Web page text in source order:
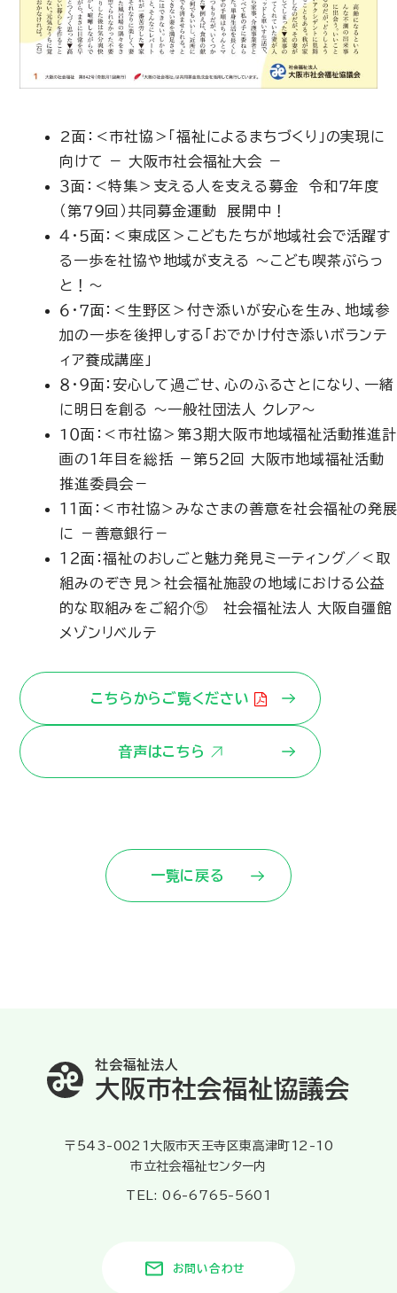
2面：＜市社協＞「福祉によるまちづくり」の実現に
向けて － 大阪市社会福祉大会 －
３面：＜特集＞支える人を支える募金 令和７年度
（第７９回）共同募金運動 展開中！
４・５面：＜東成区＞こどもたちが地域社会で活躍す
る一歩を社協や地域が支える ～こども喫茶ぷらっ
と！～
６・７面：＜生野区＞付き添いが安心を生み、地域参
加の一歩を後押しする「おでかけ付き添いボランテ
ィア養成講座」
８・９面：安心して過ごせ、心のふるさとになり、一緒
に明日を創る ～一般社団法人 クレア～
1０面：＜市社協＞第３期大阪市地域福祉活動推進計
画の１年目を総括 －第５２回 大阪市地域福祉活動
推進委員会－
１１面：＜市社協＞みなさまの善意を社会福祉の発展
に －善意銀行－
１２面：福祉のおしごと魅力発見ミーティング／＜取
組みのぞき見＞社会福祉施設の地域における公益
的な取組みをご紹介⑤ 社会福祉法人 大阪自彊館
メゾンリベルテ
こちらからご覧ください
音声はこちら
一覧に戻る
社会福祉法人
大阪市社会福祉協議会
〒543-0021大阪市天王寺区東高津町12-10
市立社会福祉センター内
TEL: 06-6765-5601
お問い合わせ